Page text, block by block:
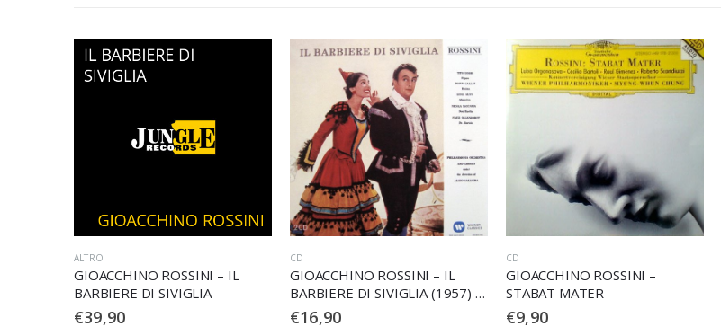
ALTRO
GIOACCHINO ROSSINI – IL
BARBIERE DI SIVIGLIA
€39,90
CD
GIOACCHINO ROSSINI – IL
BARBIERE DI SIVIGLIA (1957) (2
CD)
€16,90
CD
GIOACCHINO ROSSINI –
STABAT MATER
€9,90